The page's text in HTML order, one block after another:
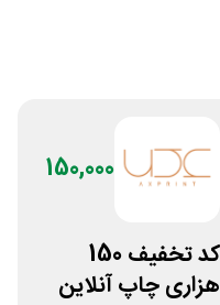
150,000
کد تخفیف 150
هزاری چاپ آنلاین